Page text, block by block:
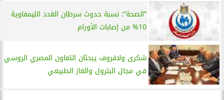
”الصحة”: نسبة حدوث سرطان الغدد الليمفاوية
10% من إصابات الأورام
شكرى ولافروف يبحثان التعاون المصري الروسي
في مجال البترول والغاز الطبيعي